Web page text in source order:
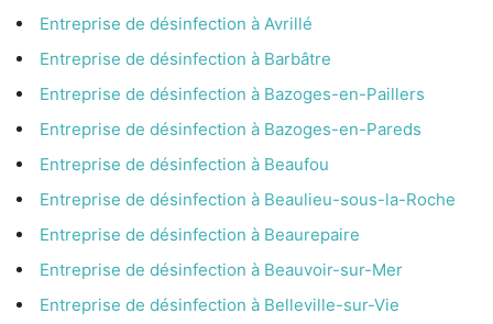
Entreprise de désinfection à Avrillé
Entreprise de désinfection à Barbâtre
Entreprise de désinfection à Bazoges-en-Paillers
Entreprise de désinfection à Bazoges-en-Pareds
Entreprise de désinfection à Beaufou
Entreprise de désinfection à Beaulieu-sous-la-Roche
Entreprise de désinfection à Beaurepaire
Entreprise de désinfection à Beauvoir-sur-Mer
Entreprise de désinfection à Belleville-sur-Vie